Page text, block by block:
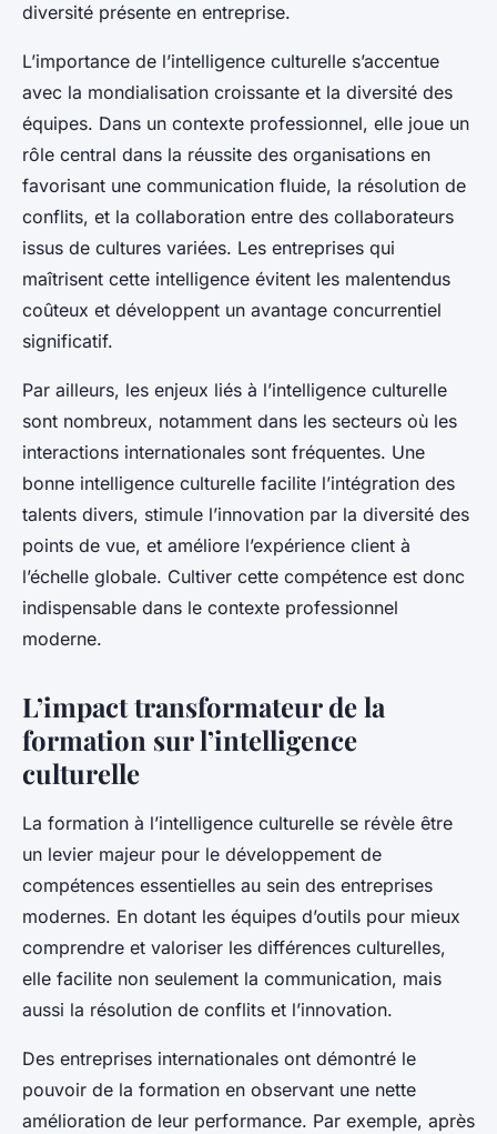
diversité présente en entreprise.
L’importance de l’intelligence culturelle s’accentue
avec la mondialisation croissante et la diversité des
équipes. Dans un contexte professionnel, elle joue un
rôle central dans la réussite des organisations en
favorisant une communication fluide, la résolution de
conflits, et la collaboration entre des collaborateurs
issus de cultures variées. Les entreprises qui
maîtrisent cette intelligence évitent les malentendus
coûteux et développent un avantage concurrentiel
significatif.
Par ailleurs, les enjeux liés à l’intelligence culturelle
sont nombreux, notamment dans les secteurs où les
interactions internationales sont fréquentes. Une
bonne intelligence culturelle facilite l’intégration des
talents divers, stimule l’innovation par la diversité des
points de vue, et améliore l’expérience client à
l’échelle globale. Cultiver cette compétence est donc
indispensable dans le contexte professionnel
moderne.
L’impact transformateur de la
formation sur l’intelligence
culturelle
La formation à l’intelligence culturelle se révèle être
un levier majeur pour le développement de
compétences essentielles au sein des entreprises
modernes. En dotant les équipes d’outils pour mieux
comprendre et valoriser les différences culturelles,
elle facilite non seulement la communication, mais
aussi la résolution de conflits et l’innovation.
Des entreprises internationales ont démontré le
pouvoir de la formation en observant une nette
amélioration de leur performance. Par exemple, après